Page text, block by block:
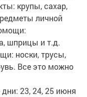
крупы, сахар,
личной
шприцы и т.д.
носки, трусы,
Все это можно
23, 24, 25 июня